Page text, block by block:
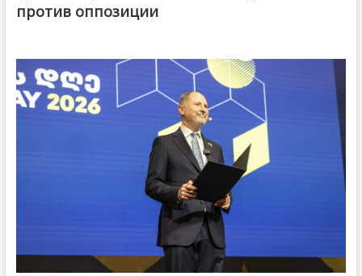
против оппозиции